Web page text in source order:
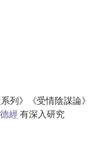
列》《受情陰謀論
經 有深入研究